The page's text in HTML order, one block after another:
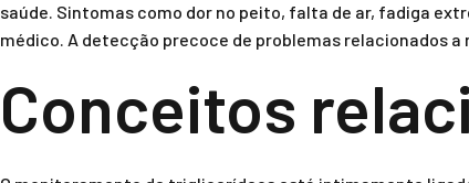
saúde. Sintomas como dor no peito, falta de ar, fadiga
médico. A detecção precoce de problemas relacionados
Conceitos